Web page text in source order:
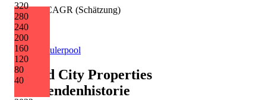
320
280
240
200
160
120
80
40
Umsatz-CAGR (Schätzung)
+5,4 %
Quelle: Eulerpool
Grand City Properties
Dividendenhistorie